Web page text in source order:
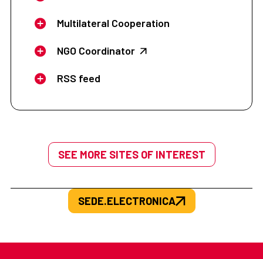
Multilateral Cooperation
NGO Coordinator
RSS feed
SEE MORE SITES OF INTEREST
SEDE.ELECTRONICA